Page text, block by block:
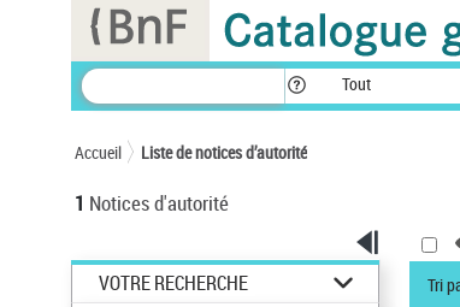
Tout
Accueil Liste de notices d’autorité
1 Notices d'autorité
VOTRE RECHERCHE
Tri
Panneau de gestion des cookies